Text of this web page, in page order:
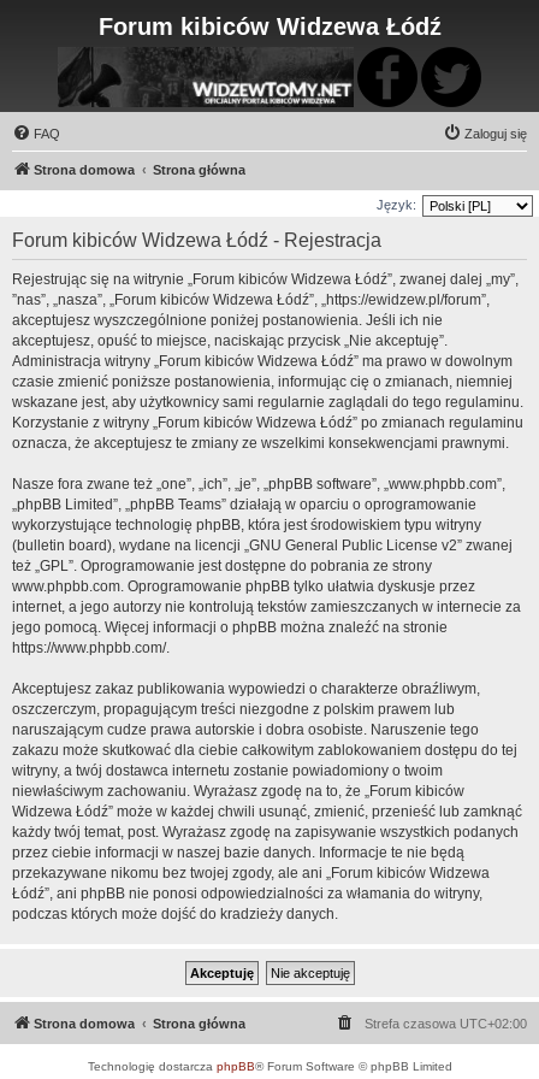
Forum kibiców Widzewa Łódź
FAQ Zaloguj się
Strona domowa Strona główna
Język:
Forum kibiców Widzewa Łódź - Rejestracja
Rejestrując się na witrynie „Forum kibiców Widzewa Łódź”, zwanej dalej „my”,
”nas”, „nasza”, „Forum kibiców Widzewa Łódź”, „https://ewidzew.pl/forum”,
akceptujesz wyszczególnione poniżej postanowienia. Jeśli ich nie
akceptujesz, opuść to miejsce, naciskając przycisk „Nie akceptuję”.
Administracja witryny „Forum kibiców Widzewa Łódź” ma prawo w dowolnym
czasie zmienić poniższe postanowienia, informując cię o zmianach, niemniej
wskazane jest, aby użytkownicy sami regularnie zaglądali do tego regulaminu.
Korzystanie z witryny „Forum kibiców Widzewa Łódź” po zmianach regulaminu
oznacza, że akceptujesz te zmiany ze wszelkimi konsekwencjami prawnymi.
Nasze fora zwane też „one”, „ich”, „je”, „phpBB software”, „www.phpbb.com”,
„phpBB Limited”, „phpBB Teams” działają w oparciu o oprogramowanie
wykorzystujące technologię phpBB, która jest środowiskiem typu witryny
(bulletin board), wydane na licencji „GNU General Public License v2” zwanej
też „GPL”. Oprogramowanie jest dostępne do pobrania ze strony
www.phpbb.com. Oprogramowanie phpBB tylko ułatwia dyskusje przez
internet, a jego autorzy nie kontrolują tekstów zamieszczanych w internecie za
jego pomocą. Więcej informacji o phpBB można znaleźć na stronie
https://www.phpbb.com/.
Akceptujesz zakaz publikowania wypowiedzi o charakterze obraźliwym,
oszczerczym, propagującym treści niezgodne z polskim prawem lub
naruszającym cudze prawa autorskie i dobra osobiste. Naruszenie tego
zakazu może skutkować dla ciebie całkowitym zablokowaniem dostępu do tej
witryny, a twój dostawca internetu zostanie powiadomiony o twoim
niewłaściwym zachowaniu. Wyrażasz zgodę na to, że „Forum kibiców
Widzewa Łódź” może w każdej chwili usunąć, zmienić, przenieść lub zamknąć
każdy twój temat, post. Wyrażasz zgodę na zapisywanie wszystkich podanych
przez ciebie informacji w naszej bazie danych. Informacje te nie będą
przekazywane nikomu bez twojej zgody, ale ani „Forum kibiców Widzewa
Łódź”, ani phpBB nie ponosi odpowiedzialności za włamania do witryny,
podczas których może dojść do kradzieży danych.
Strona domowa Strona główna Strefa czasowa UTC+02:00
Technologię dostarcza phpBB® Forum Software © phpBB Limited